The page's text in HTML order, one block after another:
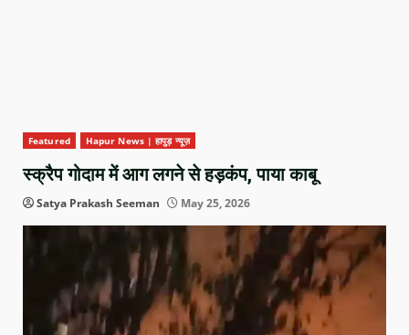
Featured Hapur News | हापुड़ न्यूज़
स्क्रैप गोदाम में आग लगने से हड़कंप, पाया काबू
Satya Prakash Seeman May 25, 2026